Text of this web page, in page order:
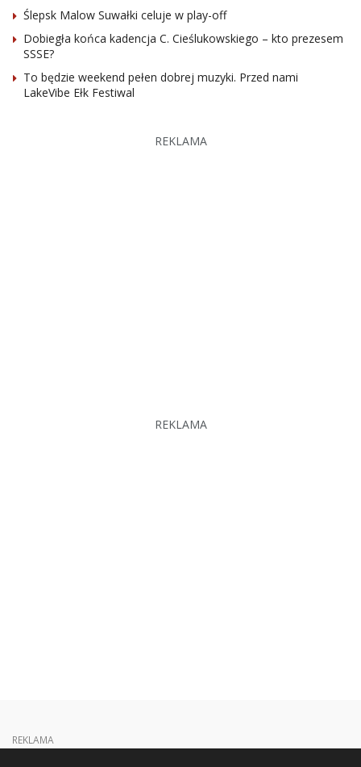
Ślepsk Malow Suwałki celuje w play-off
Dobiegła końca kadencja C. Cieślukowskiego – kto prezesem
SSSE?
To będzie weekend pełen dobrej muzyki. Przed nami
LakeVibe Ełk Festiwal
REKLAMA
REKLAMA
REKLAMA